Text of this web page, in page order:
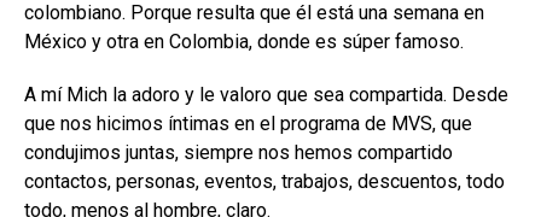
colombiano. Porque resulta que él está una semana en
México y otra en Colombia, donde es súper famoso.
A mí Mich la adoro y le valoro que sea compartida. Desde
que nos hicimos íntimas en el programa de MVS, que
condujimos juntas, siempre nos hemos compartido
contactos, personas, eventos, trabajos, descuentos, todo
todo, menos al hombre, claro.